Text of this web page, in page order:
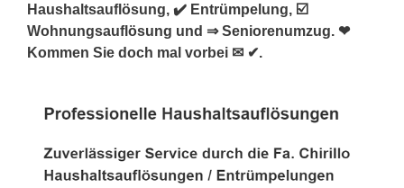
Haushaltsauflösung, ✔️ Entrümpelung, ☑️
Wohnungsauflösung und ⇒ Seniorenumzug. ❤
Kommen Sie doch mal vorbei ✉ ✔.